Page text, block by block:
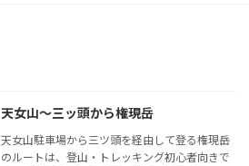
天女山～三ッ頭から権現岳
天女山駐車場から三ツ頭を経由して登る権現岳
のルートは、登山・トレッキング初心者向きで